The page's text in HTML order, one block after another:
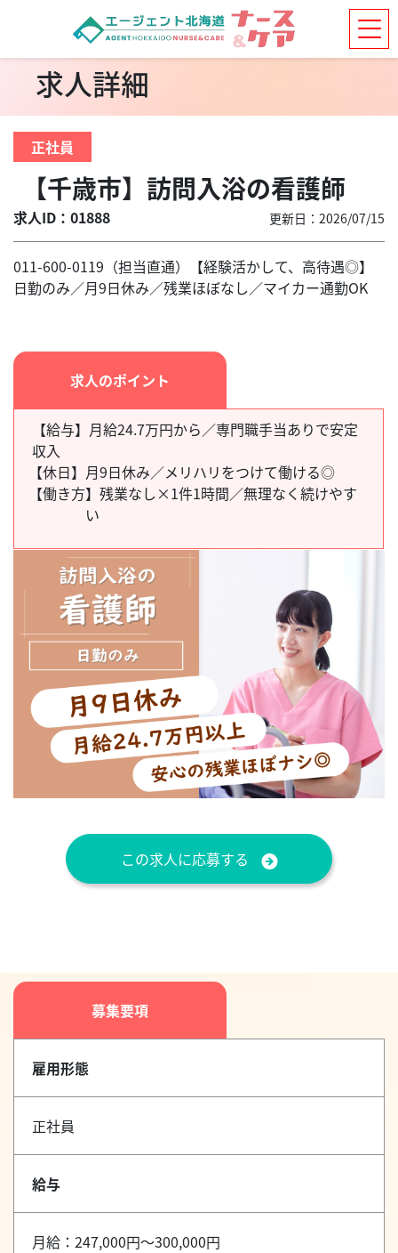
求人詳細
正社員
【千歳市】訪問入浴の看護師
求人ID：01888 更新日：2026/07/15
011-600-0119（担当直通）【経験活かして、高待遇◎】
日勤のみ／月9日休み／残業ほぼなし／マイカー通勤OK
求人のポイント
【給与】月給24.7万円から／専門職手当ありで安定
収入
【休日】 月9日休み／メリハリをつけて働ける◎
【働き方】 残業なし×1件1時間／無理なく続けやす
い
この求人に応募する
募集要項
雇用形態
正社員
給与
月給：247,000円～300,000円